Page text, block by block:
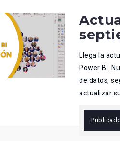
Llega la
Power BI.
de datos,
actualizar